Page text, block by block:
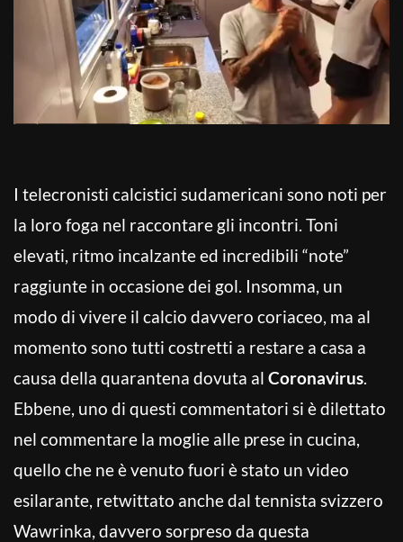
I telecronisti calcistici sudamericani sono noti per
la loro foga nel raccontare gli incontri. Toni
elevati, ritmo incalzante ed incredibili “note”
raggiunte in occasione dei gol. Insomma, un
modo di vivere il calcio davvero coriaceo, ma al
momento sono tutti costretti a restare a casa a
causa della quarantena dovuta al Coronavirus.
Ebbene, uno di questi commentatori si è dilettato
nel commentare la moglie alle prese in cucina,
quello che ne è venuto fuori è stato un video
esilarante, retwittato anche dal tennista svizzero
Wawrinka, davvero sorpreso da questa